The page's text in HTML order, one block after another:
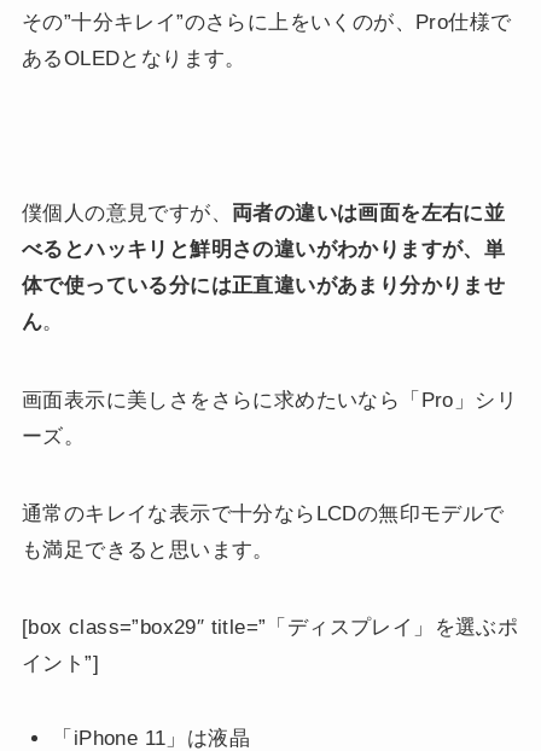
その”十分キレイ”のさらに上をいくのが、Pro仕様で
あるOLEDとなります。
僕個人の意見ですが、 両者の違いは画面を左右に並
べるとハッキリと鮮明さの違いがわかりますが、単
体で使っている分には正直違いがあまり分かりませ
ん。
画面表示に美しさをさらに求めたいなら「Pro」シリ
ーズ。
通常のキレイな表示で十分ならLCDの無印モデルで
も満足できると思います。
[box class=”box29″ title=”「ディスプレイ」を選ぶポ
イント”]
「iPhone 11」は液晶